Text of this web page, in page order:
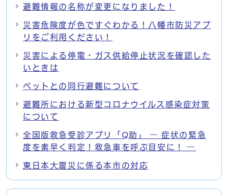
避難情報の名称が変更になりました！
災害危険度が色ですぐわかる！八幡市防災アプ
リをご利用ください！
災害による停電・ガス供給停止状況を確認した
いときは
ペットとの同行避難について
避難所における新型コロナウイルス感染症対策
について
全国版救急受診アプリ「Q助」 ― 症状の緊急
度を素早く判定！救急車を呼ぶ目安に！ ―
東日本大震災に係る本市の対応